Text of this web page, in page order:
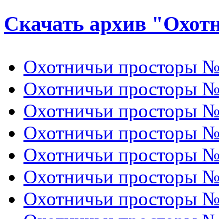
Скачать архив
Охотничьи просторы
Охотничьи просторы
Охотничьи просторы
Охотничьи просторы
Охотничьи просторы
Охотничьи просторы
Охотничьи просторы